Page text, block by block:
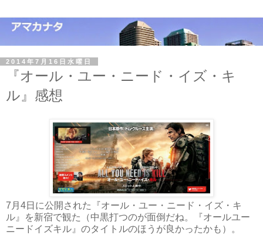
2014年7月16日水曜日
『オール・ユー・ニード・イズ・キ
ル』感想
7月4日に公開された『オール・ユー・ニード・イズ・キ
ル』を新宿で観た（中黒打つのが面倒だね。『オールユー
ニードイズキル』のタイトルのほうが良かったかも）。